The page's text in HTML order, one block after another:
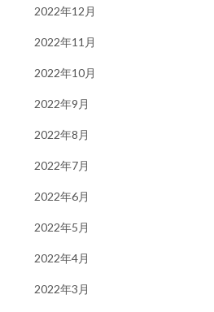
2022年12月
2022年11月
2022年10月
2022年9月
2022年8月
2022年7月
2022年6月
2022年5月
2022年4月
2022年3月